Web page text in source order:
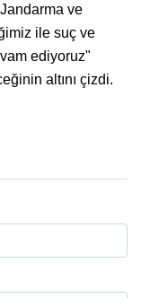
ve
ile suç ve
ediyoruz"
altını çizdi.